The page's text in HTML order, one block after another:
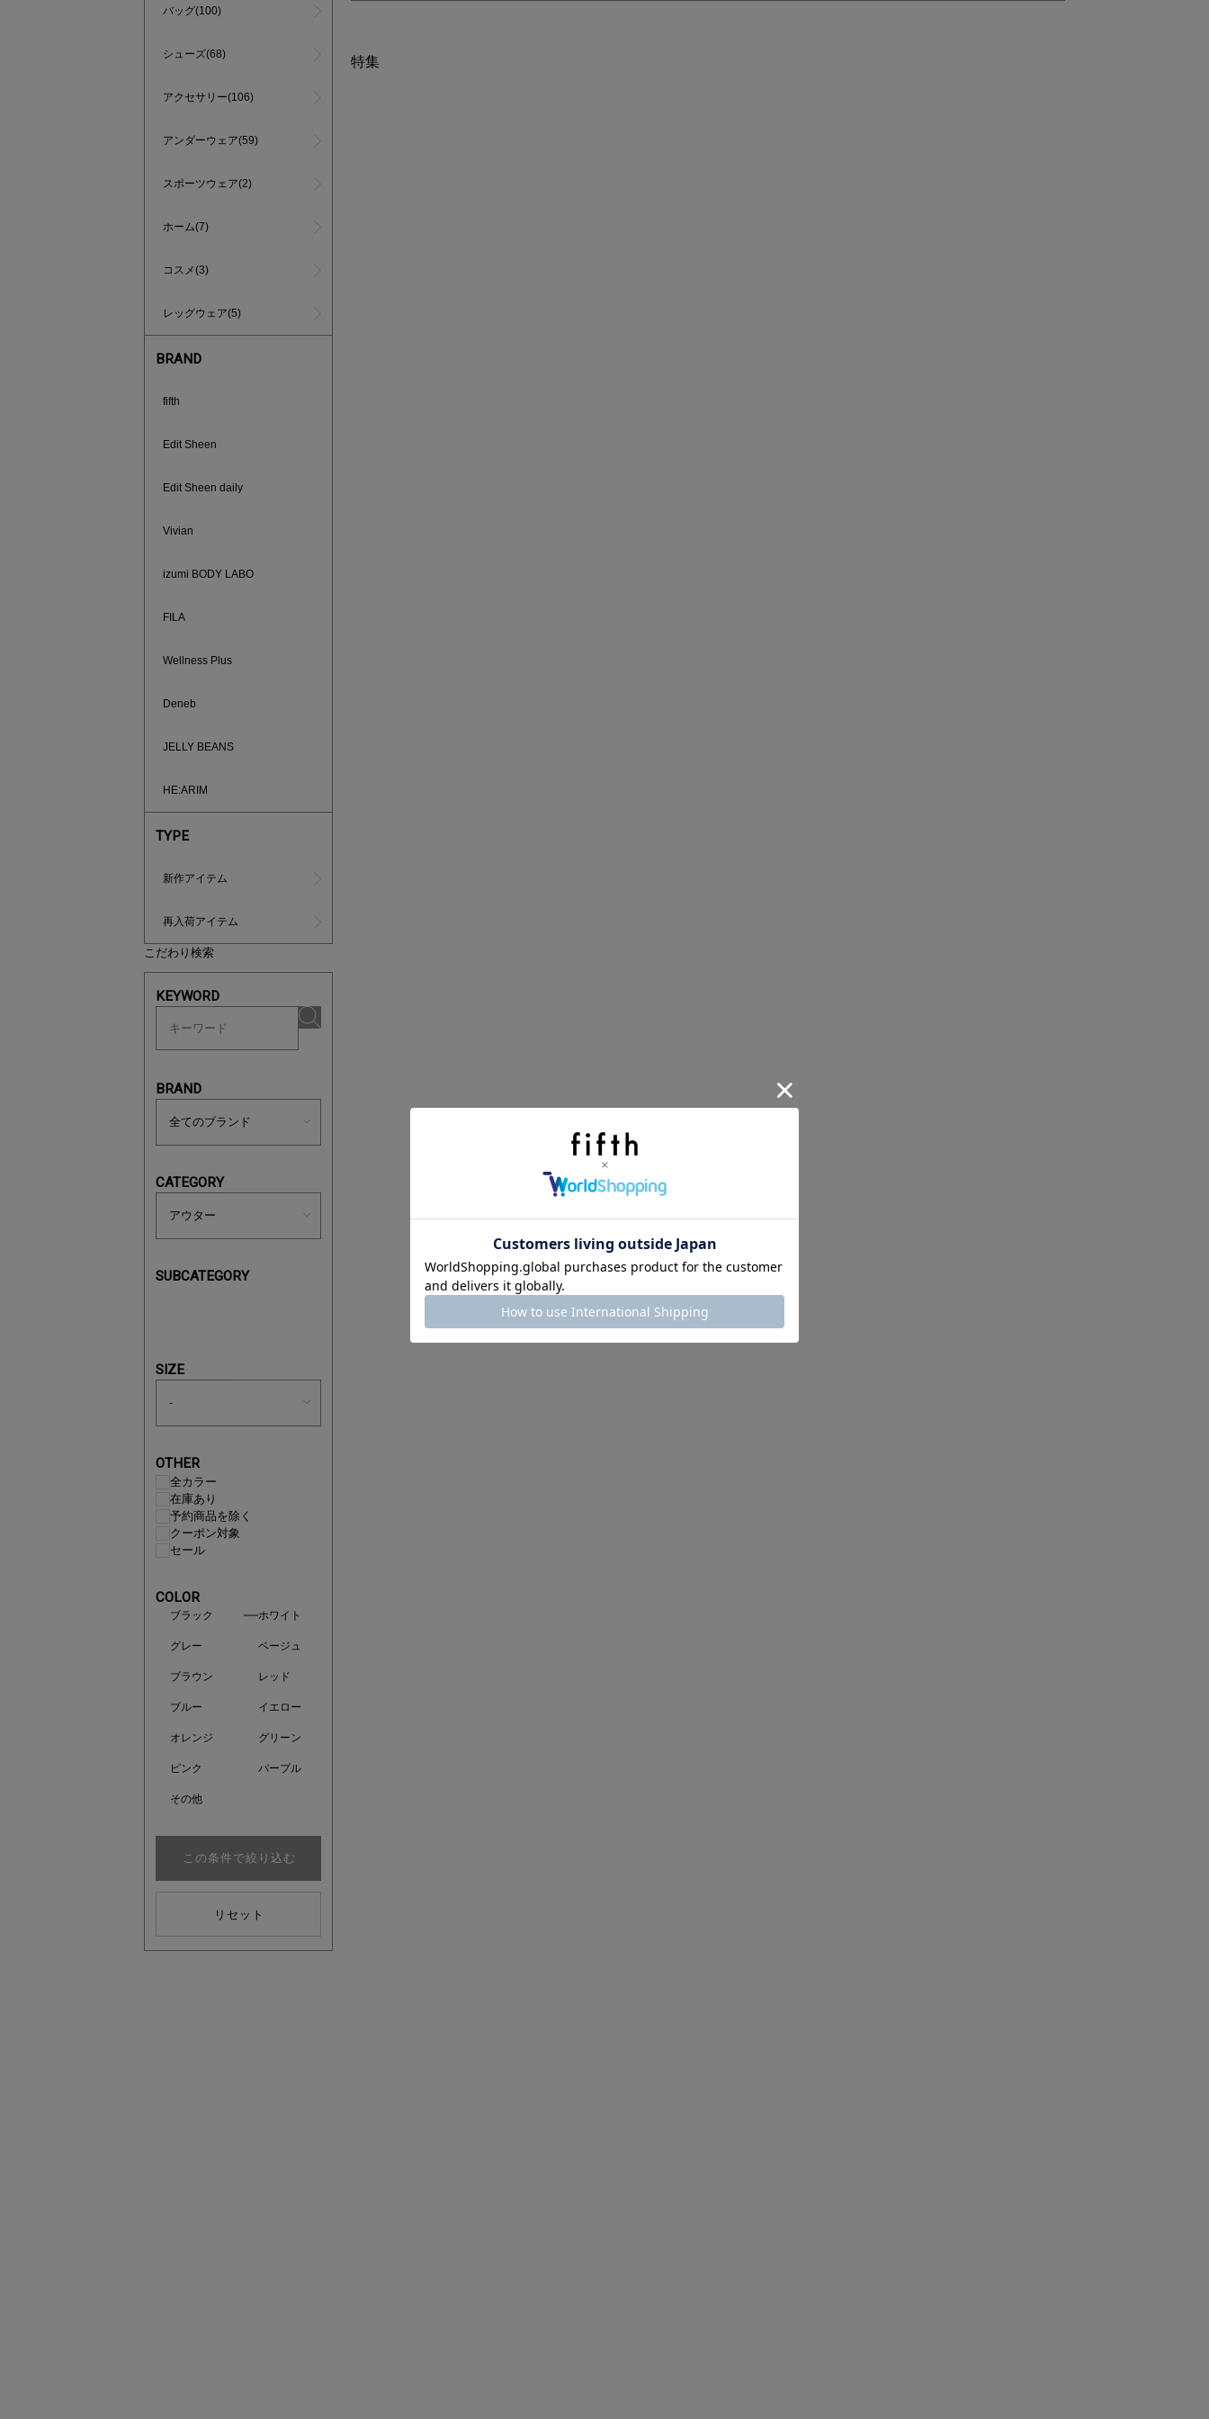
バッグ(100)
シューズ(68)
アクセサリー(106)
アンダーウェア(59)
スポーツウェア(2)
ホーム(7)
コスメ(3)
レッグウェア(5)
BRAND
fifth
Edit Sheen
Edit Sheen daily
Vivian
izumi BODY LABO
FILA
Wellness Plus
Deneb
JELLY BEANS
HE:ARIM
TYPE
新作アイテム
再入荷アイテム
こだわり検索
KEYWORD
BRAND
CATEGORY
SUBCATEGORY
SIZE
OTHER
全カラー
在庫あり
予約商品を除く
クーポン対象
セール
COLOR
ブラック ホワイト
グレー ベージュ
ブラウン レッド
ブルー イエロー
オレンジ グリーン
ピンク パープル
その他
この条件で絞り込む
リセット
特集
買えば買うほどお得! 最大半額クーポン